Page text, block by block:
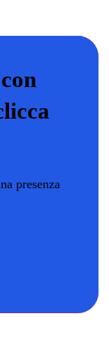
presenza